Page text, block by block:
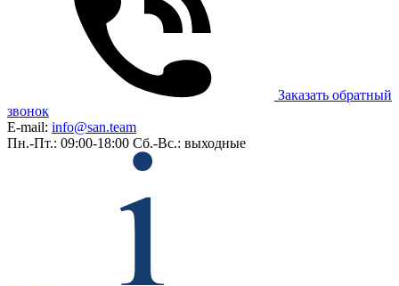
Заказать обратный
звонок
E-mail: info@san.team
Пн.-Пт.: 09:00-18:00 Сб.-Вс.: выходные